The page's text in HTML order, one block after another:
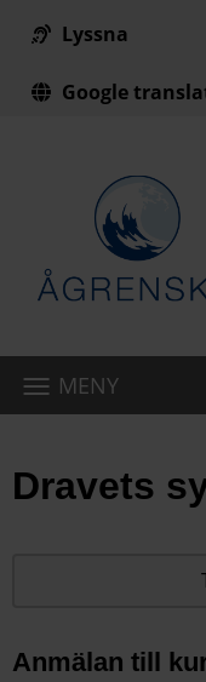
Till innehåll på
Lyssna
Google
MENY
Dravets
Anmälan till